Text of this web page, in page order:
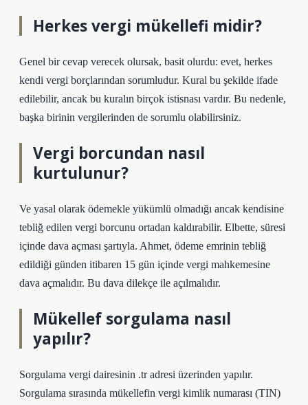
Herkes vergi mükellefi midir?
Genel bir cevap verecek olursak, basit olurdu: evet, herkes
kendi vergi borçlarından sorumludur. Kural bu şekilde ifade
edilebilir, ancak bu kuralın birçok istisnası vardır. Bu nedenle,
başka birinin vergilerinden de sorumlu olabilirsiniz.
Vergi borcundan nasıl
kurtulunur?
Ve yasal olarak ödemekle yükümlü olmadığı ancak kendisine
tebliğ edilen vergi borcunu ortadan kaldırabilir. Elbette, süresi
içinde dava açması şartıyla. Ahmet, ödeme emrinin tebliğ
edildiği günden itibaren 15 gün içinde vergi mahkemesine
dava açmalıdır. Bu dava dilekçe ile açılmalıdır.
Mükellef sorgulama nasıl
yapılır?
Sorgulama vergi dairesinin .tr adresi üzerinden yapılır.
Sorgulama sırasında mükellefin vergi kimlik numarası (TIN)